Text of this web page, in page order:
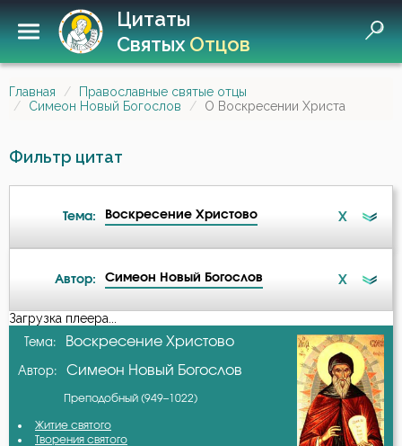
Цитаты
СвятыхОтцов
Главная
Православные святые отцы
Симеон Новый Богослов
О Воскресении Христа
Фильтр цитат
Тема: Воскресение Христово X
Ад
Атеизм
Бдение
Автор: Симеон Новый Богослов X
А-я
Авва Исайя (Скитский)
Загрузка плеера...
Тема: Воскресение Христово
Автор: Симеон Новый Богослов
Преподобный (949–1022)
Житие святого
Творения святого